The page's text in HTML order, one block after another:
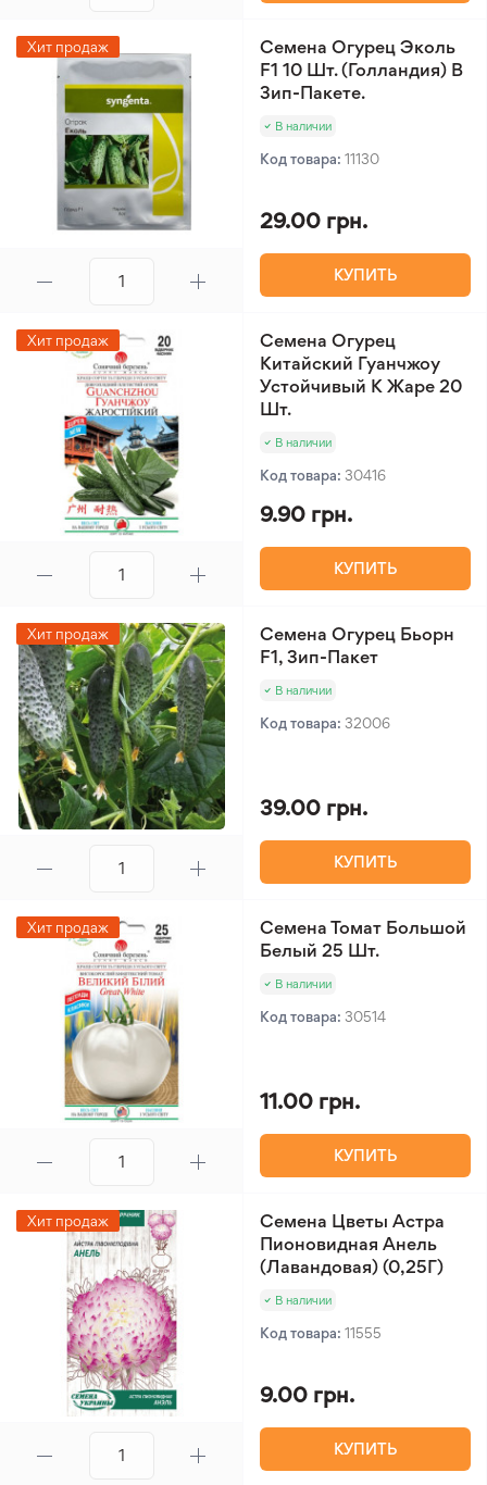
Хит продаж
Семена Огурец Эколь
F1 10 Шт. (Голландия) В
Зип-Пакете.
В наличии
Код товара: 11130
29.00 грн.
КУПИТЬ
Хит продаж
Семена Огурец
Китайский Гуанчжоу
Устойчивый К Жаре 20
Шт.
В наличии
Код товара: 30416
9.90 грн.
КУПИТЬ
Хит продаж
Семена Огурец Бьорн
F1, Зип-Пакет
В наличии
Код товара: 32006
39.00 грн.
КУПИТЬ
Хит продаж
Семена Томат Большой
Белый 25 Шт.
В наличии
Код товара: 30514
11.00 грн.
КУПИТЬ
Хит продаж
Семена Цветы Астра
Пионовидная Анель
(Лавандовая) (0,25Г)
В наличии
Код товара: 11555
9.00 грн.
КУПИТЬ